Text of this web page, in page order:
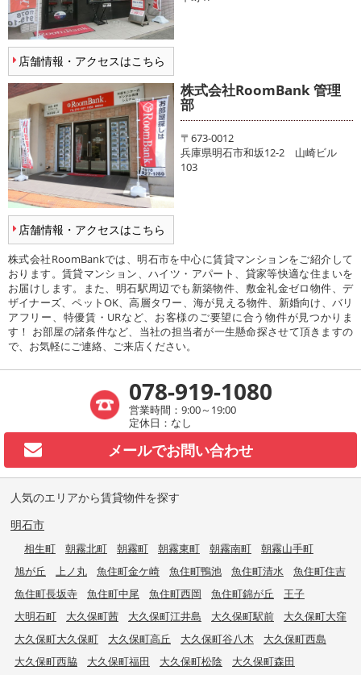
店舗情報・アクセスはこちら
店舗情報・アクセスはこちら
株式会社RoomBank 管理
部
〒673-0012
兵庫県明石市和坂12-2 山崎ビル
103
株式会社RoomBankでは、明石市を中心に賃貸マンションをご紹介して
おります。賃貸マンション、ハイツ・アパート、貸家等快適な住まいを
お届けします。また、明石駅周辺でも新築物件、敷金礼金ゼロ物件、デ
ザイナーズ、ペットOK、高層タワー、海が見える物件、新婚向け、バリ
アフリー、特優賃・URなど、お客様のご要望に合う物件が見つかりま
す！ お部屋の諸条件など、当社の担当者が一生懸命探させて頂きますの
で、お気軽にご連絡、ご来店ください。
078-919-1080
営業時間：9:00～19:00
定休日：なし
メールでお問い合わせ
人気のエリアから賃貸物件を探す
明石市
相生町 朝霧北町 朝霧町 朝霧東町 朝霧南町
朝霧山手町
旭が丘
上ノ丸 魚住町金ケ崎 魚住町鴨池 魚住町清水
魚住町住吉
魚住町長坂寺
魚住町中尾 魚住町西岡 魚住町錦が丘
王子
大明石町
大久保町茜 大久保町江井島 大久保町駅前
大久保町大窪
大久保町大久保町
大久保町高丘 大久保町谷八木
大久保町西島
大久保町西脇
大久保町福田 大久保町松陰
大久保町森田